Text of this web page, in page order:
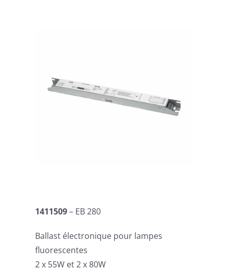
1411509– EB 280
Ballast électronique pour lampes
fluorescentes
2 x 55W et 2 x 80W